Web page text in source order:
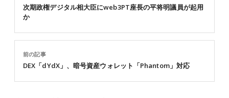
前の記事
DEX「dYdX」、暗号資産ウォレット「Phantom」対応
次期政権デジタル相大臣にweb3PT座長の平将明議員が起用
か